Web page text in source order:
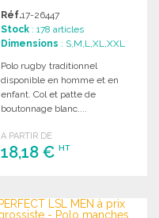
Réf.17-26447
Stock : 178 articles
Dimensions : S,M,L,XL,XXL
Polo rugby traditionnel
disponible en homme et en
enfant. Col et patte de
boutonnage blanc....
A PARTIR DE
18,18 €HT
Demander un devis